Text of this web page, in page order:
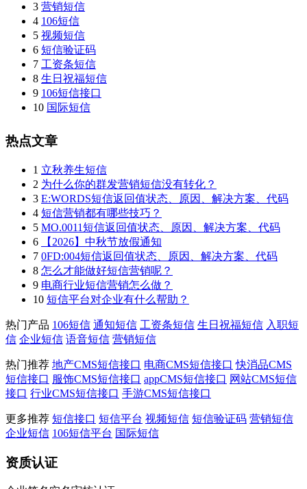
3 营销短信
4 106短信
5 视频短信
6 短信验证码
7 工资条短信
8 生日祝福短信
9 106短信接口
10 国际短信
热点文章
1 立秋养生短信
2 为什么你的群发营销短信没有转化？
3 E:WORDS短信返回值状态、原因、解决方案、代码
4 短信营销都有哪些技巧？
5 MO.0011短信返回值状态、原因、解决方案、代码
6
【2026】中秋节放假通知
7 0FD:004短信返回值状态、原因、解决方案、代码
8 怎么才能做好短信营销呢？
9 电商行业短信营销怎么做？
10 短信平台对企业有什么帮助？
热门产品 106短信 通知短信 工资条短信 生日祝福短信 入职短
信 企业短信 语音短信 营销短信
热门推荐 地产CMS短信接口 电商CMS短信接口 快消品CMS
短信接口 服饰CMS短信接口 appCMS短信接口 网站CMS短信
接口 行业CMS短信接口 手游CMS短信接口
更多推荐 短信接口 短信平台 视频短信 短信验证码 营销短信
企业短信 106短信平台 国际短信
资质认证